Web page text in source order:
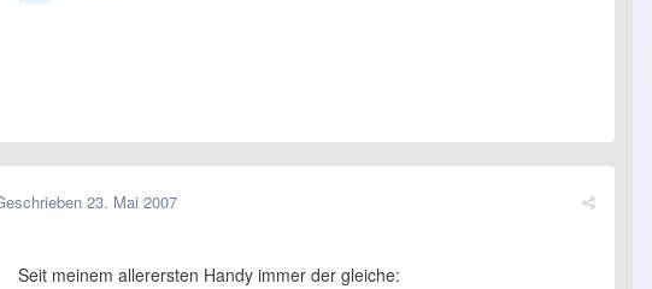
23. Mai 2007
Seit meinem allerersten Handy immer der gleiche: